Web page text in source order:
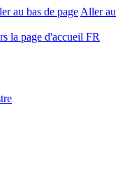
au bas de page Aller au
FR